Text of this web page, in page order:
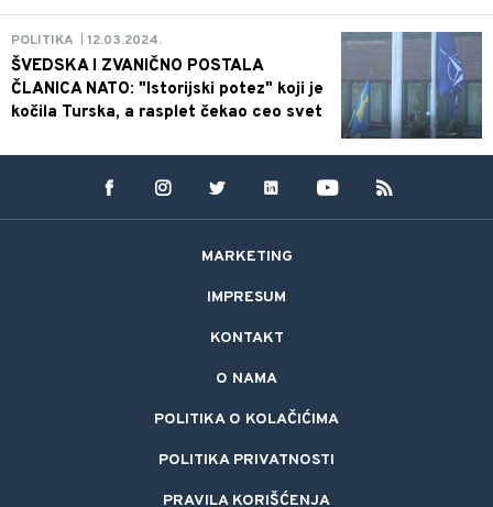
POLITIKA 12.03.2024.
ŠVEDSKA I ZVANIČNO POSTALA
ČLANICA NATO: "Istorijski potez" koji je
kočila Turska, a rasplet čekao ceo svet
MARKETING
IMPRESUM
KONTAKT
O NAMA
POLITIKA O KOLAČIĆIMA
POLITIKA PRIVATNOSTI
PRAVILA KORIŠĆENJA